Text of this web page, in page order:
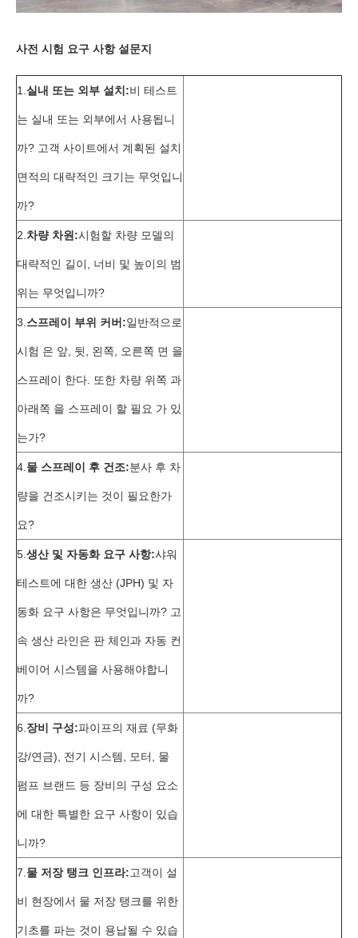
사전 시험 요구 사항 설문지
1.실내 또는 외부 설치:비 테스트
는 실내 또는 외부에서 사용됩니
까? 고객 사이트에서 계획된 설치
면적의 대략적인 크기는 무엇입니
까?
2.차량 차원:시험할 차량 모델의
대략적인 길이, 너비 및 높이의 범
위는 무엇입니까?
3.스프레이 부위 커버:일반적으로
시험 은 앞, 뒷, 왼쪽, 오른쪽 면 을
스프레이 한다. 또한 차량 위쪽 과
아래쪽 을 스프레이 할 필요 가 있
는가?
4.물 스프레이 후 건조:분사 후 차
량을 건조시키는 것이 필요한가
요?
5.생산 및 자동화 요구 사항:샤워
테스트에 대한 생산 (JPH) 및 자
동화 요구 사항은 무엇입니까? 고
속 생산 라인은 판 체인과 자동 컨
베이어 시스템을 사용해야합니
까?
6.장비 구성:파이프의 재료 (무화
강/연금), 전기 시스템, 모터, 물
펌프 브랜드 등 장비의 구성 요소
에 대한 특별한 요구 사항이 있습
니까?
7.물 저장 탱크 인프라:고객이 설
비 현장에서 물 저장 탱크를 위한
기초를 파는 것이 용납될 수 있습